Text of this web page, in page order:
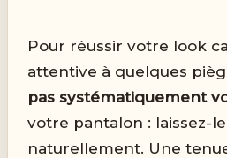
Pour réussir votre look
attentive à quelques
pas systématiquement
votre pantalon : laissez-
naturellement. Une